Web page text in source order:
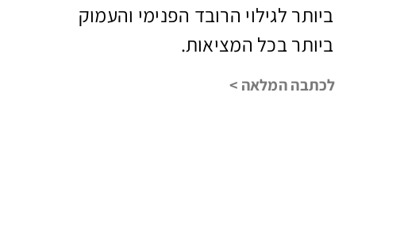
ביותר לגילוי הרובד הפנימי והעמוק
ביותר בכל המציאות.
לכתבה המלאה >